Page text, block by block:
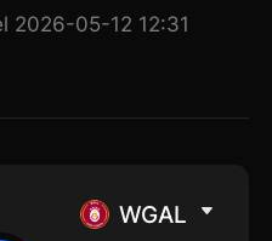
2026-05-12 12:31
WGAL